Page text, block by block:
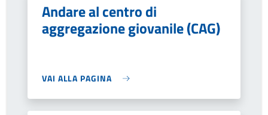
Andare al centro di
aggregazione giovanile (CAG)
VAI ALLA PAGINA